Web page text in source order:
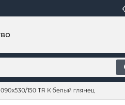
150 TR К белый глянец